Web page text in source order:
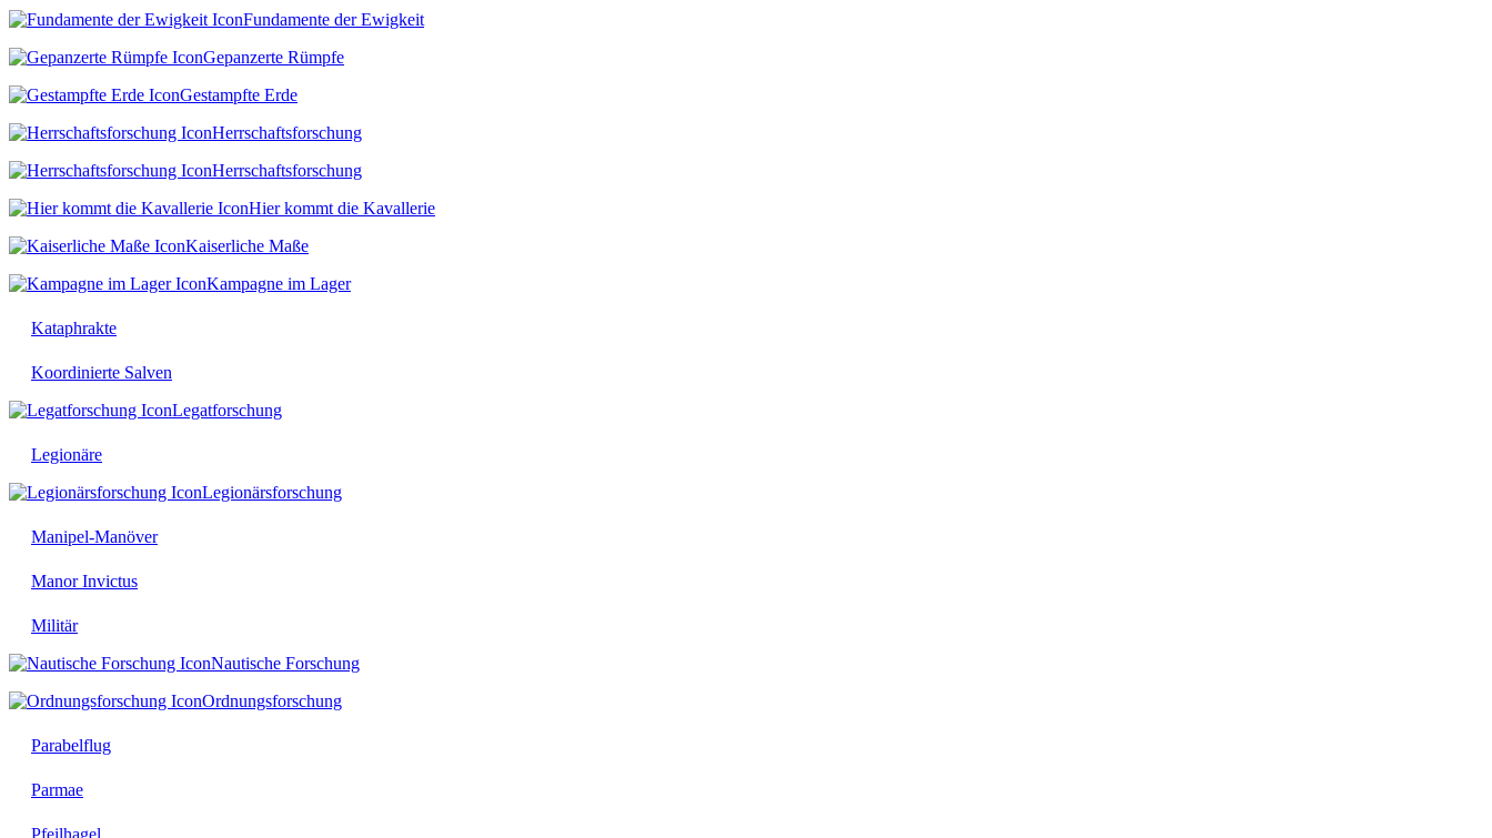
Fundamente der Ewigkeit
Gepanzerte Rümpfe
Gestampfte Erde
Herrschaftsforschung
Herrschaftsforschung
Hier kommt die Kavallerie
Kaiserliche Maße
Kampagne im Lager
Kataphrakte
Koordinierte Salven
Legatforschung
Legionäre
Legionärsforschung
Manipel-Manöver
Manor Invictus
Militär
Nautische Forschung
Ordnungsforschung
Parabelflug
Parmae